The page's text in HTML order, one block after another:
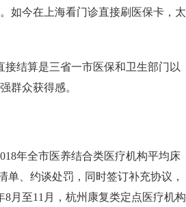
如今在上海看门诊直接刷医保卡，太
结算是三省一市医保和卫生部门以
群众获得感。
年全市医养结合类医疗机构平均床
单、约谈处罚，同时签订补充协议，
月至11月，杭州康复类定点医疗机构